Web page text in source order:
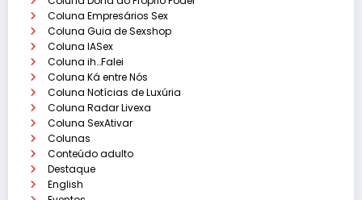
Coluna Empresários Sex
Coluna Guia de Sexshop
Coluna IASex
Coluna ih…Falei
Coluna Ká entre Nós
Coluna Notícias de Luxúria
Coluna Radar Livexa
Coluna SexAtivar
Colunas
Conteúdo adulto
Destaque
English